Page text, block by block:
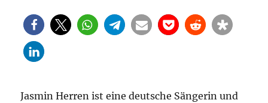
Jasmin Herren ist eine deutsche Sängerin und